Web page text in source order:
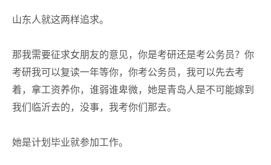
山东人就这两样追求。
那我需要征求女朋友的意见，你是考研还是考公务员？你
考研我可以复读一年等你，你考公务员，我可以先去考
着，拿工资养你，谁弱谁卑微，她是青岛人是不可能嫁到
我们临沂去的，没事，我考你们那去。
她是计划毕业就参加工作。